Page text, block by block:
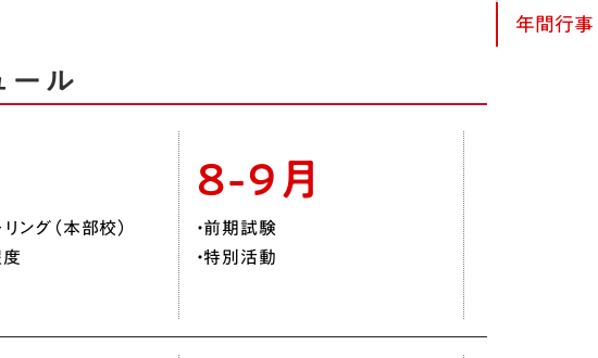
ル
ング（本部校）
8-9月
・前期試験
・特別活動
年間行事